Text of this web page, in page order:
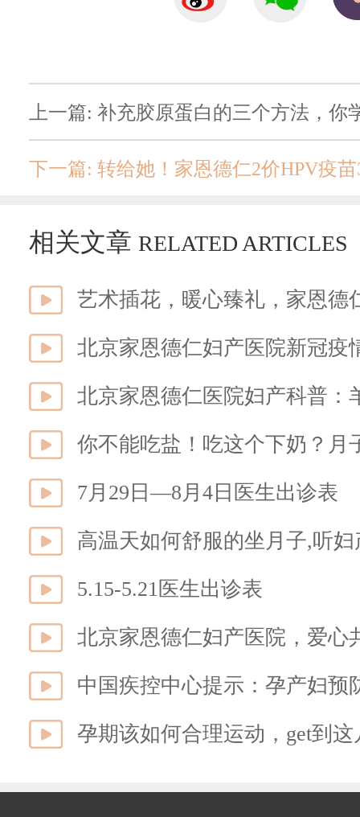
上一篇: 补充胶原蛋白的三个方法，你
下一篇: 转给她！家恩德仁2价HPV疫
相关文章 RELATED ARTICLES
艺术插花，暖心臻礼，家恩德
北京家恩德仁妇产医院新冠疫
北京家恩德仁医院妇产科普：
你不能吃盐！吃这个下奶？月
7月29日—8月4日医生出诊表
高温天如何舒服的坐月子,听
5.15-5.21医生出诊表
北京家恩德仁妇产医院，爱心
中国疾控中心提示：孕产妇预
孕期该如何合理运动，get到